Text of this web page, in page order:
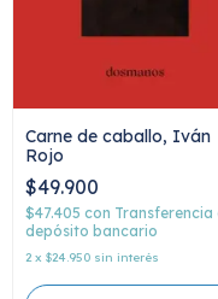
Carne de caballo, Iván
Rojo
$49.900
$47.405 con Transferencia
depósito bancario
2 x $24.950 sin interés